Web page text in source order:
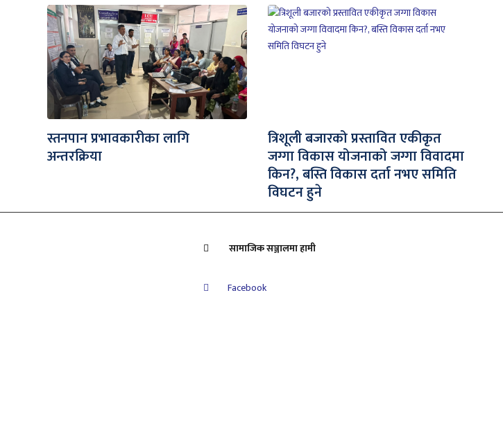
स्तनपान प्रभावकारीका लागि
अन्तरक्रिया
त्रिशूली बजारको प्रस्तावित एकीकृत
जग्गा विकास योजनाको जग्गा विवादमा
किन?, बस्ति विकास दर्ता नभए समिति
विघटन हुने
सामाजिक सञ्जालमा हामी
Facebook